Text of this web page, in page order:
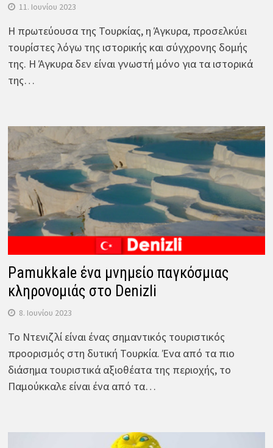
11. Ιουνίου 2023
Η πρωτεύουσα της Τουρκίας, η Άγκυρα, προσελκύει
τουρίστες λόγω της ιστορικής και σύγχρονης δομής
της. Η Άγκυρα δεν είναι γνωστή μόνο για τα ιστορικά
της…
Pamukkale ένα μνημείο παγκόσμιας
κληρονομιάς στο Denizli
8. Ιουνίου 2023
Το Ντενιζλί είναι ένας σημαντικός τουριστικός
προορισμός στη δυτική Τουρκία. Ένα από τα πιο
διάσημα τουριστικά αξιοθέατα της περιοχής, το
Παμούκκαλε είναι ένα από τα…